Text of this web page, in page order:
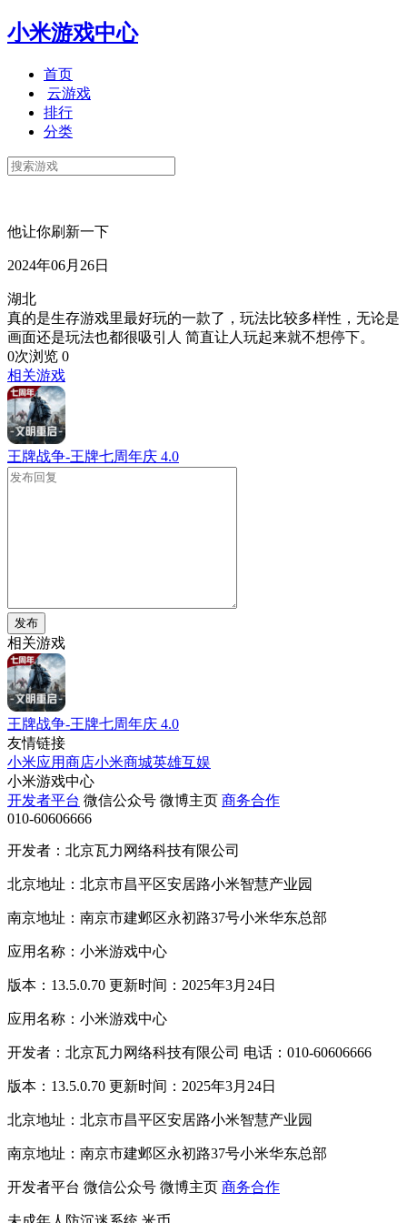
小米游戏中心
首页
云游戏
排行
分类
他让你刷新一下
2024年06月26日
湖北
真的是生存游戏里最好玩的一款了，玩法比较多样性，无论是
画面还是玩法也都很吸引人 简直让人玩起来就不想停下。
0次浏览 0
相关游戏
王牌战争-王牌七周年庆 4.0
发布
相关游戏
王牌战争-王牌七周年庆 4.0
友情链接
小米应用商店小米商城英雄互娱
小米游戏中心
开发者平台 微信公众号 微博主页 商务合作
010-60606666
开发者：北京瓦力网络科技有限公司
北京地址：北京市昌平区安居路小米智慧产业园
南京地址：南京市建邺区永初路37号小米华东总部
应用名称：小米游戏中心
版本：13.5.0.70 更新时间：2025年3月24日
应用名称：小米游戏中心
开发者：北京瓦力网络科技有限公司 电话：010-60606666
版本：13.5.0.70 更新时间：2025年3月24日
北京地址：北京市昌平区安居路小米智慧产业园
南京地址：南京市建邺区永初路37号小米华东总部
开发者平台 微信公众号 微博主页 商务合作